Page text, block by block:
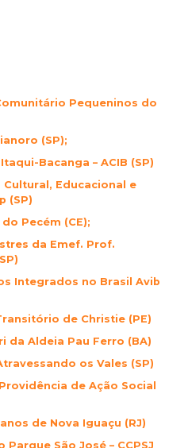
Pequeninos do
(SP);
Bacanga – ACIB (SP)
Educacional e
(SP)
Pecém (CE);
da Emef. Prof.
Integrados no Brasil Avib
de Christie (PE)
da Aldeia Pau Ferro (BA)
os Vales (SP)
de Ação Social
de Nova Iguaçu (RJ)
São José – CCPSJ